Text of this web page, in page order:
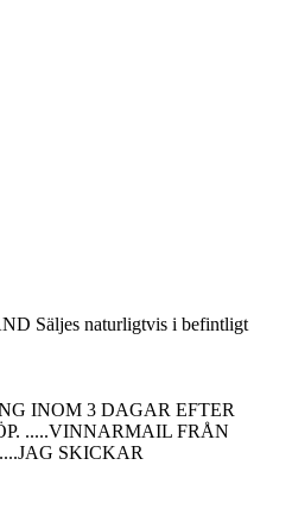
Säljes naturligtvis i befintligt
INOM 3 DAGAR EFTER
.....VINNARMAIL FRÅN
SKICKAR